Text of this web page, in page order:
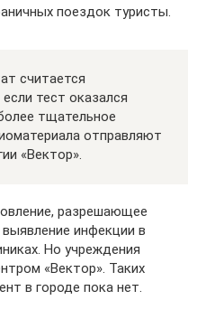
поездок туристы.
считается
тест оказался
тщательное
отправляют
«Вектор».
разрешающее
инфекции в
Но учреждения
«Вектор». Таких
в городе пока нет.